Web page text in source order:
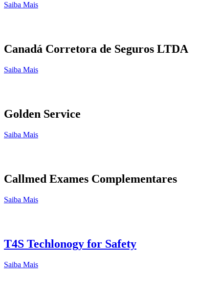
Saiba Mais
Canadá Corretora de Seguros LTDA
Saiba Mais
Golden Service
Saiba Mais
Callmed Exames Complementares
Saiba Mais
T4S Techlonogy for Safety
Saiba Mais